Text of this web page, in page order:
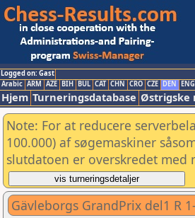
Logged on: Gast
Arabic ARM AZE BIH BUL CAT CHN CRO CZE DEN ENG
Hjem Turneringsdatabase Østrigske
Note: For at reducere
100.000) af søgemaskiner
slutdatoen er overskredet med
Gävleborgs GrandPrix del1 R